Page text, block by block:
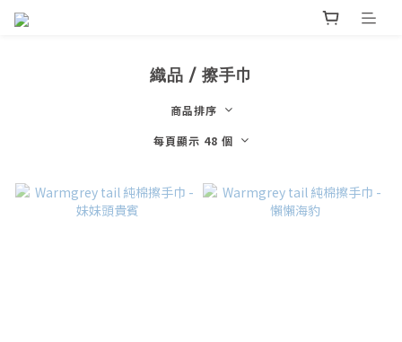
織品 / 擦手巾
商品排序
每頁顯示 48 個